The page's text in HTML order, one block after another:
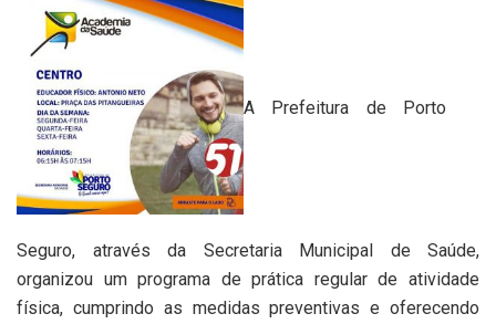
A Prefeitura de Porto
Seguro, através da Secretaria Municipal de Saúde,
organizou um programa de prática regular de atividade
física, cumprindo as medidas preventivas e oferecendo